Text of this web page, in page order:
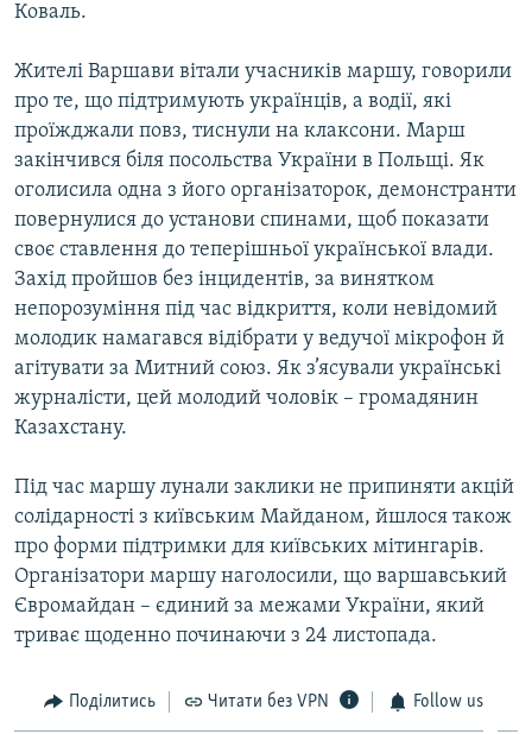
Коваль.
Жителі Варшави вітали учасників маршу, говорили
про те, що підтримують українців, а водії, які
проїжджали повз, тиснули на клаксони. Марш
закінчився біля посольства України в Польщі. Як
оголисила одна з його організаторок, демонстранти
повернулися до установи спинами, щоб показати
своє ставлення до теперішньої української влади.
Захід пройшов без інцидентів, за винятком
непорозуміння під час відкриття, коли невідомий
молодик намагався відібрати у ведучої мікрофон й
агітувати за Митний союз. Як з’ясували українські
журналісти, цей молодий чоловік – громадянин
Казахстану.
Під час маршу лунали заклики не припиняти акцій
солідарності з київським Майданом, йшлося також
про форми підтримки для київських мітингарів.
Організатори маршу наголосили, що варшавський
Євромайдан – єдиний за межами України, який
триває щоденно починаючи з 24 листопада.
Поділитись Читати без VPN Follow us